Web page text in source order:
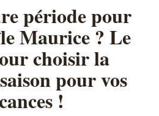
période pour
Maurice ? Le
choisir la
pour vos
!